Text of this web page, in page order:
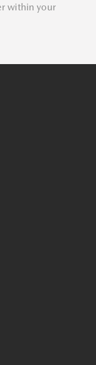
within your